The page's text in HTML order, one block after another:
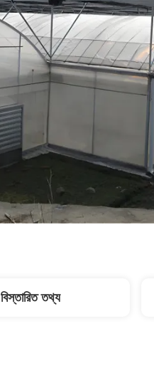
বিস্তারিত তথ্য